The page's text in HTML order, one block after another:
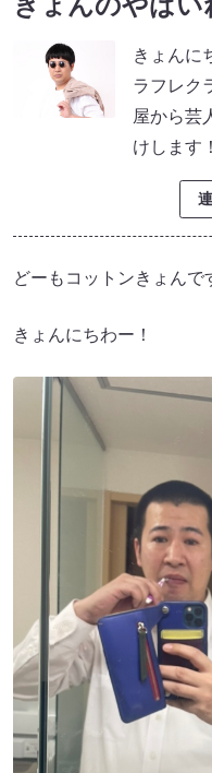
きょんに
ラフレク
屋から芸
けします！
どーもコットンきょんで
きょんにちわー！